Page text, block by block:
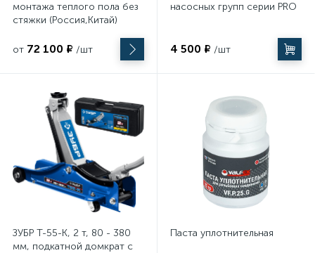
монтажа теплого пола без
стяжки (Россия,Китай)
от 72 100 ₽ /шт
насосных групп серии PRO
4 500 ₽ /шт
ЗУБР Т-55-K, 2 т, 80 - 380
мм, подкатной домкрат с
Паста уплотнительная
Фрезеры
Шлифовальные машины
Шуруповерты, дрели и гайковерты
Электромонтажный инструмент